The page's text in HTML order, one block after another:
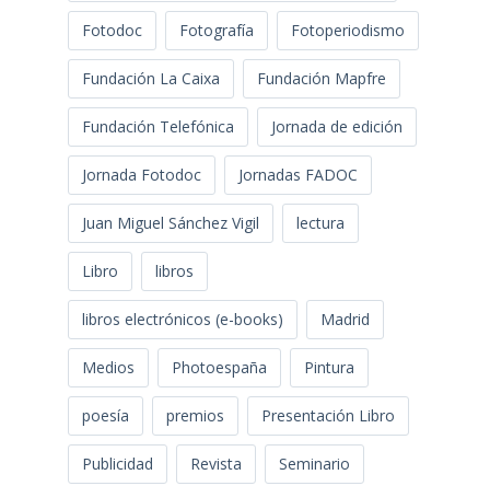
Fotodoc Fotografía Fotoperiodismo
Fundación La Caixa Fundación Mapfre
Fundación Telefónica Jornada de edición
Jornada Fotodoc Jornadas FADOC
Juan Miguel Sánchez Vigil lectura
Libro libros
libros electrónicos (e-books) Madrid
Medios Photoespaña Pintura
poesía premios Presentación Libro
Publicidad Revista Seminario